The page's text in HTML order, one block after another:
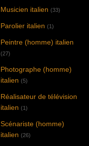
Musicien italien (33)
Parolier italien (1)
Peintre (homme) italien
(27)
Photographe (homme)
italien (5)
Réalisateur de télévision
italien (1)
Scénariste (homme)
italien (26)